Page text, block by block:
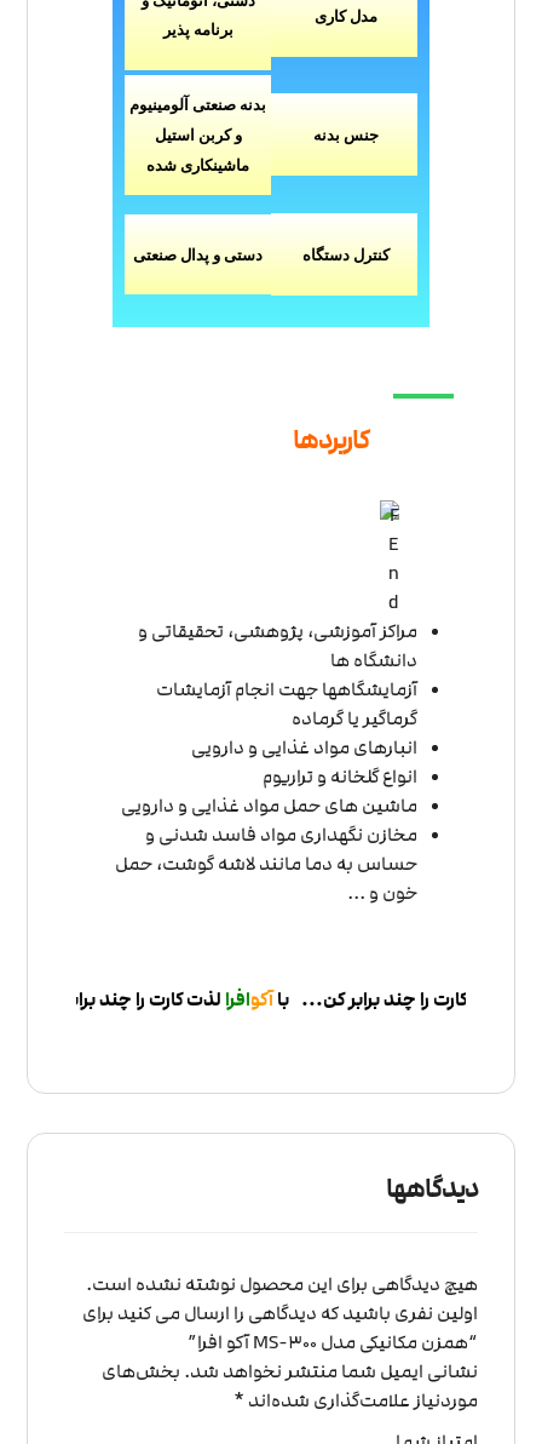
مدل کاری
برنامه پذیر
جنس بدنه
بدنه صنعتی آلومینیوم
و کربن استیل
ماشینکاری شده
کنترل دستگاه دستی و پدال صنعتی
کاربردها
مراکز آموزشی، پژوهشی، تحقیقاتی و
دانشگاه ها
آزمایشگاهها جهت انجام آزمایشات
گرماگیر یا گرماده
انبارهای مواد غذایی و دارویی
انواع گلخانه و تراریوم
ماشین های حمل مواد غذایی و دارویی
مخازن نگهداری مواد فاسد شدنی و
حساس به دما مانند لاشه گوشت، حمل
خون و ...
...باآکوافرالذت کارت را چند افرالذت کارت را چند برابر کن
دیدگاهها
هیچ دیدگاهی برای این محصول نوشته نشده است.
اولین نفری باشید که دیدگاهی را ارسال می کنید برای
“همزن مکانیکی مدل MS-300 آکو افرا”
نشانی ایمیل شما منتشر نخواهد شد. بخش‌های
موردنیاز علامت‌گذاری شده‌اند *